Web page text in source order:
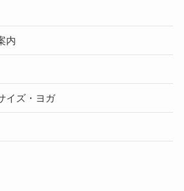
内
イズ・ヨガ